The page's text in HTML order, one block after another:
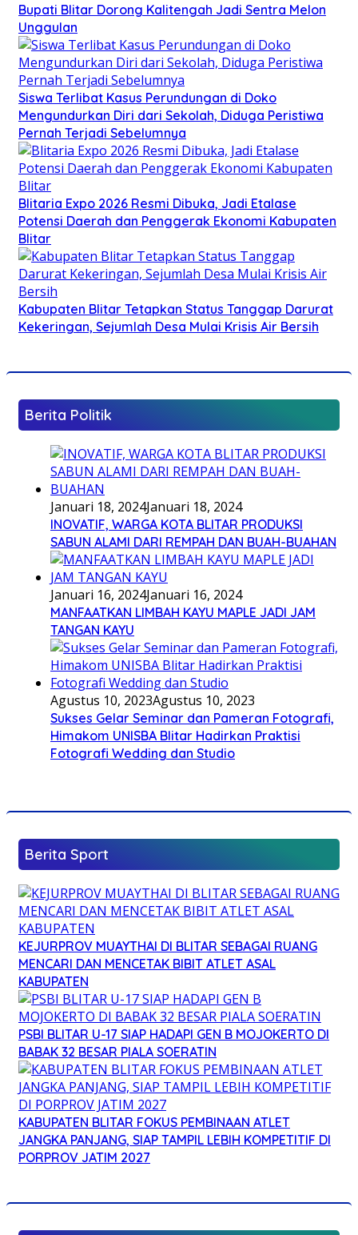
Bupati Blitar Dorong Kalitengah Jadi Sentra Melon
Unggulan
Siswa Terlibat Kasus Perundungan di Doko
Mengundurkan Diri dari Sekolah, Diduga Peristiwa
Pernah Terjadi Sebelumnya
Blitaria Expo 2026 Resmi Dibuka, Jadi Etalase
Potensi Daerah dan Penggerak Ekonomi Kabupaten
Blitar
Kabupaten Blitar Tetapkan Status Tanggap Darurat
Kekeringan, Sejumlah Desa Mulai Krisis Air Bersih
Berita Politik
Januari 18, 2024Januari 18, 2024
INOVATIF, WARGA KOTA BLITAR PRODUKSI
SABUN ALAMI DARI REMPAH DAN BUAH-BUAHAN
Januari 16, 2024Januari 16, 2024
MANFAATKAN LIMBAH KAYU MAPLE JADI JAM
TANGAN KAYU
Agustus 10, 2023Agustus 10, 2023
Sukses Gelar Seminar dan Pameran Fotografi,
Himakom UNISBA Blitar Hadirkan Praktisi
Fotografi Wedding dan Studio
Berita Sport
KEJURPROV MUAYTHAI DI BLITAR SEBAGAI RUANG
MENCARI DAN MENCETAK BIBIT ATLET ASAL
KABUPATEN
PSBI BLITAR U-17 SIAP HADAPI GEN B MOJOKERTO DI
BABAK 32 BESAR PIALA SOERATIN
KABUPATEN BLITAR FOKUS PEMBINAAN ATLET
JANGKA PANJANG, SIAP TAMPIL LEBIH KOMPETITIF DI
PORPROV JATIM 2027